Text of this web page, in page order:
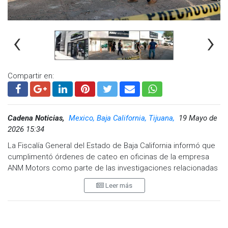
Whatsapp:@CadenaNoticias| Telegram:@CadenaNoticias
‹ ›
Compartir en:
Cadena Noticias, Mexico, Baja California, Tijuana,
19 Mayo de
2026 15:34
La Fiscalía General del Estado de Baja California informó que
cumplimentó órdenes de cateo en oficinas de la empresa
ANM Motors como parte de las investigaciones relacionadas
con diversas denuncias por el presunto delito de fraude en
los municipios de Mexicali y Tijuana.
Leer más